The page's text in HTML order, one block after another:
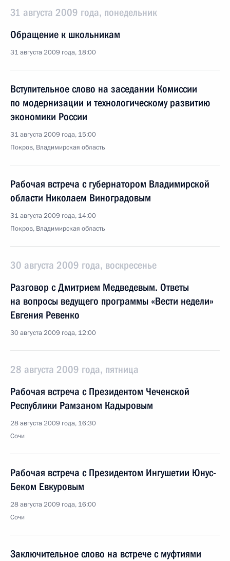
31 августа 2009 года, понедельник
Обращение к школьникам
31 августа 2009 года, 18:00
Вступительное слово на заседании Комиссии
по модернизации и технологическому развитию
экономики России
31 августа 2009 года, 15:00
Покров, Владимирская область
Рабочая встреча с губернатором Владимирской
области Николаем Виноградовым
31 августа 2009 года, 14:00
Покров, Владимирская область
30 августа 2009 года, воскресенье
Разговор с Дмитрием Медведевым. Ответы
на вопросы ведущего программы «Вести недели»
Евгения Ревенко
30 августа 2009 года, 12:00
28 августа 2009 года, пятница
Рабочая встреча с Президентом Чеченской
Республики Рамзаном Кадыровым
28 августа 2009 года, 16:30
Сочи
Рабочая встреча с Президентом Ингушетии Юнус-
Беком Евкуровым
28 августа 2009 года, 16:00
Сочи
Заключительное слово на встрече с муфтиями